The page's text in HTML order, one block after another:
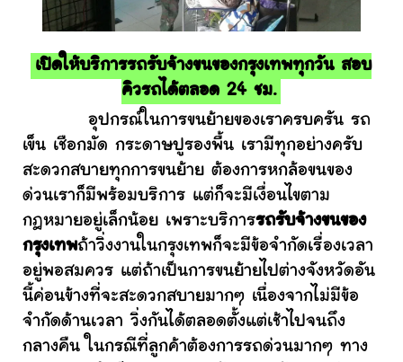
เปิดให้บริการรถรับจ้างขนของกรุงเทพทุกวัน สอบ
คิวรถได้ตลอด 24 ชม.
อุปกรณ์ในการขนย้ายของเราครบครัน รถ
เข็น เชือกมัด กระดาษปูรองพื้น เรามีทุกอย่างครับ
สะดวกสบายทุกการขนย้าย ต้องการหกล้อขนของ
ด่วนเราก็มีพร้อมบริการ แต่ก็จะมีเงื่อนไขตาม
กฎหมายอยู่เล็กน้อย เพราะบริการรถรับจ้างขนของ
กรุงเทพถ้าวิ่งงานในกรุงเทพก็จะมีข้อจำกัดเรื่องเวลา
อยู่พอสมควร แต่ถ้าเป็นการขนย้ายไปต่างจังหวัดอัน
นี้ค่อนข้างที่จะสะดวกสบายมากๆ เนื่องจากไม่มีข้อ
จำกัดด้านเวลา วิ่งกันได้ตลอดตั้งแต่เช้าไปจนถึง
กลางคืน ในกรณีที่ลูกค้าต้องการรถด่วนมากๆ ทาง